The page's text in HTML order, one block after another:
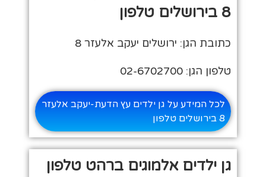
8 בירושלים טלפון
כתובת הגן: ירושלים יעקב אלעזר 8
טלפון הגן: 02-6702700
לכל המידע על גן ילדים עץ הדעת-יעקב אלעזר
8 בירושלים טלפון
גן ילדים אלמוגים ברהט טלפון